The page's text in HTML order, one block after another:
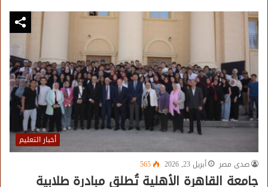
أخبار التعليم
صدى مصر
أبريل 23, 2026 565
جامعة القاهرة الأهلية تُطلق مبادرة طلابية